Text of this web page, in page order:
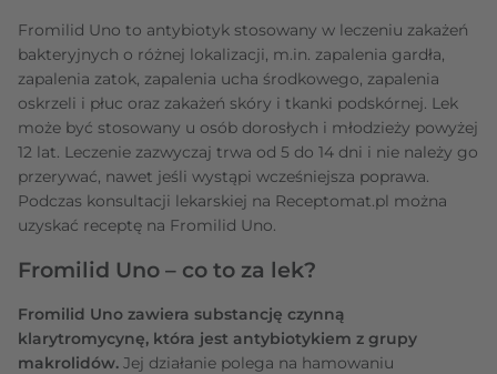
Fromilid Uno to antybiotyk stosowany w leczeniu zakażeń
bakteryjnych o różnej lokalizacji, m.in. zapalenia gardła,
zapalenia zatok, zapalenia ucha środkowego, zapalenia
oskrzeli i płuc oraz zakażeń skóry i tkanki podskórnej. Lek
może być stosowany u osób dorosłych i młodzieży powyżej
12 lat. Leczenie zazwyczaj trwa od 5 do 14 dni i nie należy go
przerywać, nawet jeśli wystąpi wcześniejsza poprawa.
Podczas konsultacji lekarskiej na Receptomat.pl można
uzyskać receptę na Fromilid Uno.
Fromilid Uno – co to za lek?
Fromilid Uno zawiera substancję czynną
klarytromycynę, która jest antybiotykiem z grupy
makrolidów. Jej działanie polega na hamowaniu